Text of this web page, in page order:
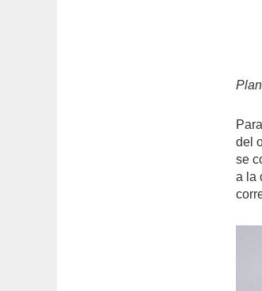
del
se
a la